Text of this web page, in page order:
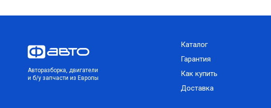
Авторазборка, двигатели
и б/у запчасти из Европы
Каталог
Гарантия
Как купить
Доставка